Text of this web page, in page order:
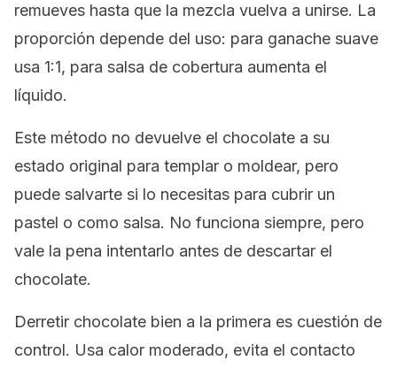
remueves hasta que la mezcla vuelva a unirse. La
proporción depende del uso: para ganache suave
usa 1:1, para salsa de cobertura aumenta el
líquido.
Este método no devuelve el chocolate a su
estado original para templar o moldear, pero
puede salvarte si lo necesitas para cubrir un
pastel o como salsa. No funciona siempre, pero
vale la pena intentarlo antes de descartar el
chocolate.
Derretir chocolate bien a la primera es cuestión de
control. Usa calor moderado, evita el contacto